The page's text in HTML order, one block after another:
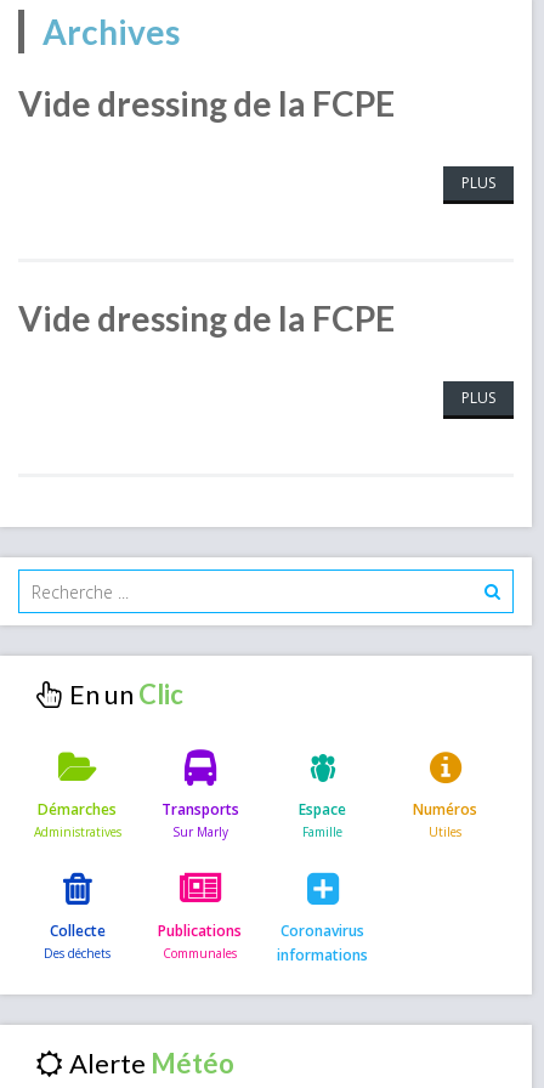
Archives
Vide dressing de la FCPE
PLUS
Vide dressing de la FCPE
PLUS
En un
Démarches Transports Espace Numéros
Collecte Publications
Coronavirus
informations
Alerte